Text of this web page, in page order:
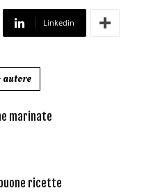
Linkedin
autore
marinate
ricette